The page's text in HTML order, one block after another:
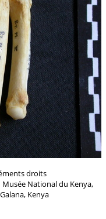
droits
National du Kenya,
Kenya